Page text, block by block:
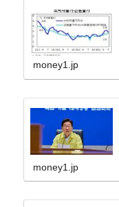
money1.jp
money1.jp